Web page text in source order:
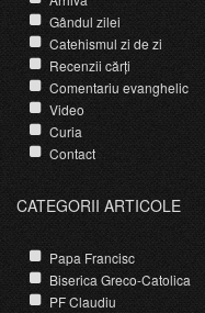
Gândul zilei
Catehismul zi de zi
Recenzii cărți
Comentariu evanghelic
Video
Curia
Contact
CATEGORII ARTICOLE
Papa Francisc
Biserica Greco-Catolica
PF Claudiu